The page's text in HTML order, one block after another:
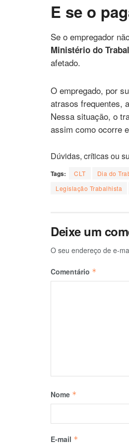
E se o
Se o empregador
Ministério do
afetado.
O empregado, por
atrasos frequentes,
Nessa situação, o
assim como ocorre
Dúvidas, críticas ou
Tags: CLT Dia do
Legislação Trabalhista
Deixe um
O seu endereço de e-
Comentário *
Nome *
E-mail *